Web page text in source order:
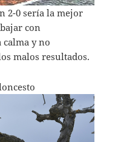
2-0 sería la mejor
con
y no
malos resultados.